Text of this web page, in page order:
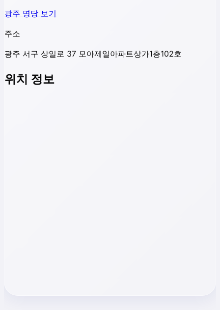
광주 명당 보기
주소
광주 서구 상일로 37 모아제일아파트상가1층102호
위치 정보